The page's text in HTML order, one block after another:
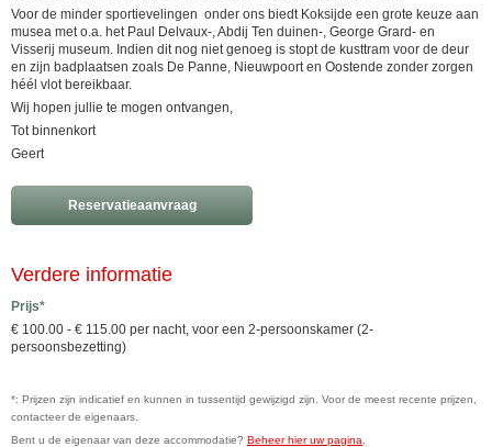
Voor de minder sportievelingen onder ons biedt Koksijde een grote keuze aan
musea met o.a. het Paul Delvaux-, Abdij Ten duinen-, George Grard- en
Visserij museum. Indien dit nog niet genoeg is stopt de kusttram voor de deur
en zijn badplaatsen zoals De Panne, Nieuwpoort en Oostende zonder zorgen
héél vlot bereikbaar.
Wij hopen jullie te mogen ontvangen,
Tot binnenkort
Geert
Reservatieaanvraag
Verdere informatie
Prijs*
€ 100.00 - € 115.00 per nacht, voor een 2-persoonskamer (2-
persoonsbezetting)
*: Prijzen zijn indicatief en kunnen in tussentijd gewijzigd zijn. Voor de meest recente prijzen,
contacteer de eigenaars.
Bent u de eigenaar van deze accommodatie? Beheer hier uw pagina